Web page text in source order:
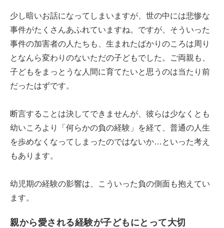
少し暗いお話になってしまいますが、世の中には悲惨な
事件がたくさんあふれていますね。ですが、そういった
事件の加害者の人たちも、生まれたばかりのころは周り
となんら変わりのないただの子どもでした。ご両親も、
子どもをまっとうな人間に育てたいと思うのは当たり前
だったはずです。
断言することは決してできませんが、彼らは少なくとも
幼いころより「何らかの負の経験」を経て、普通の人生
を歩めなくなってしまったのではないか…といった考え
もあります。
幼児期の経験の影響は、こういった負の側面も抱えてい
ます。
親から愛される経験が子どもにとって大切